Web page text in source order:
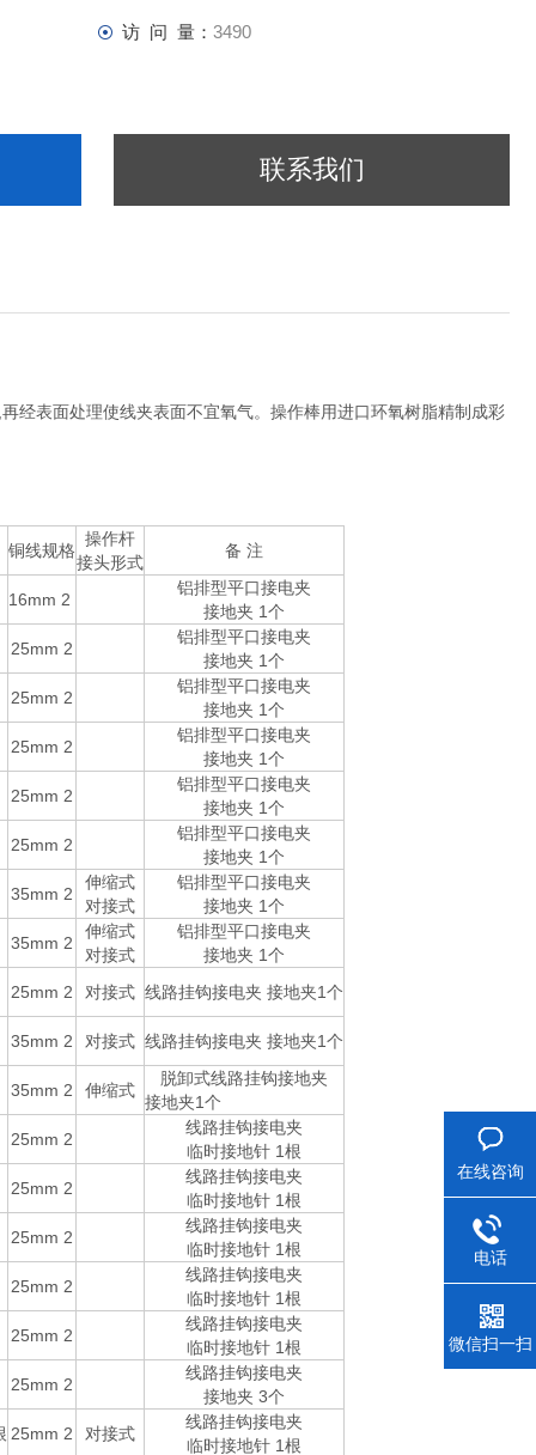
访 问 量： 3490
联系我们
经表面处理使线夹表面不宜氧气。操作棒用进口环氧树脂精制成彩
铜线规格
操作杆
接头形式
备 注
16mm 2
铝排型平口接电夹
接地夹 1个
25mm 2
铝排型平口接电夹
接地夹 1个
25mm 2
铝排型平口接电夹
接地夹 1个
25mm 2
铝排型平口接电夹
接地夹 1个
25mm 2
铝排型平口接电夹
接地夹 1个
25mm 2
铝排型平口接电夹
接地夹 1个
35mm 2
伸缩式
对接式
铝排型平口接电夹
接地夹 1个
35mm 2
伸缩式
对接式
铝排型平口接电夹
接地夹 1个
25mm 2 对接式 线路挂钩接电夹 接地夹1个
35mm 2 对接式 线路挂钩接电夹 接地夹1个
35mm 2 伸缩式
脱卸式线路挂钩接地夹
接地夹1个
25mm 2
线路挂钩接电夹
临时接地针 1根
25mm 2
线路挂钩接电夹
临时接地针 1根
25mm 2
线路挂钩接电夹
临时接地针 1根
25mm 2
线路挂钩接电夹
临时接地针 1根
25mm 2
线路挂钩接电夹
临时接地针 1根
25mm 2
线路挂钩接电夹
接地夹 3个
25mm 2 对接式
线路挂钩接电夹
临时接地针 1根
在线咨询
电话
微信扫一扫